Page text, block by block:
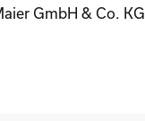
GmbH & Co. KG